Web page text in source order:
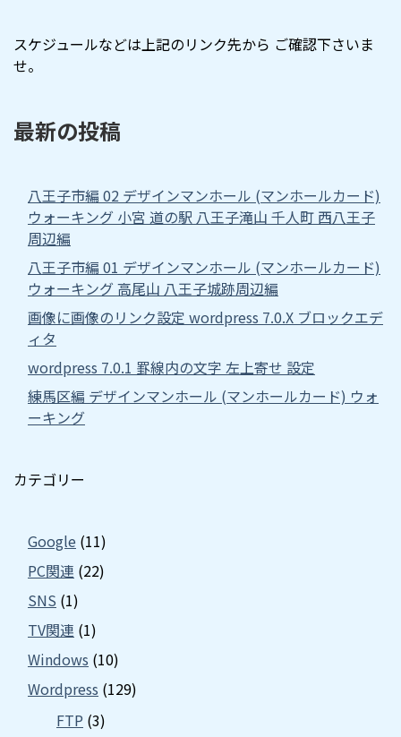
スケジュールなどは上記のリンク先から ご確認下さいま
せ。
最新の投稿
八王子市編 02 デザインマンホール (マンホールカード)
ウォーキング 小宮 道の駅 八王子滝山 千人町 西八王子
周辺編
八王子市編 01 デザインマンホール (マンホールカード)
ウォーキング 高尾山 八王子城跡周辺編
画像に画像のリンク設定 wordpress 7.0.X ブロックエデ
ィタ
wordpress 7.0.1 罫線内の文字 左上寄せ 設定
練馬区編 デザインマンホール (マンホールカード) ウォ
ーキング
カテゴリー
Google (11)
PC関連 (22)
SNS (1)
TV関連 (1)
Windows (10)
Wordpress (129)
FTP (3)